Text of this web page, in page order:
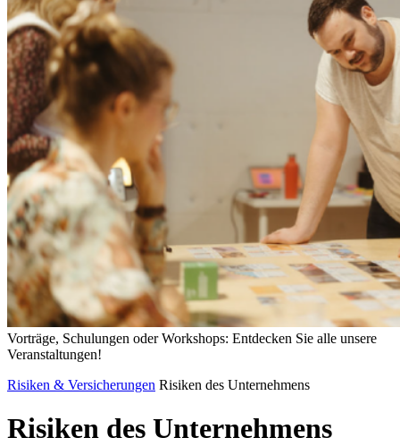
Vorträge, Schulungen oder Workshops: Entdecken Sie alle unsere
Veranstaltungen!
Risiken & Versicherungen Risiken des Unternehmens
Risiken des Unternehmens